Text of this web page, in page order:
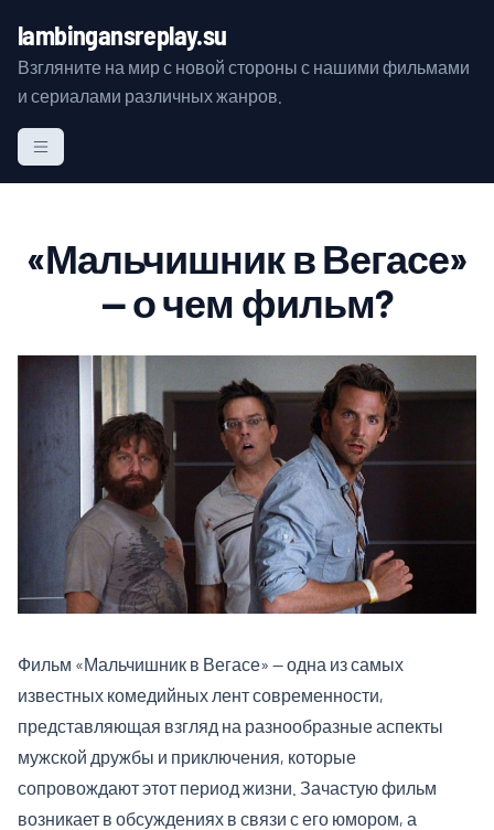
c
lambingansreplay.su
Взгляните на мир с новой стороны с нашими фильмами
и сериалами различных жанров.
«Мальчишник в Вегасе»
— о чем фильм?
Фильм «Мальчишник в Вегасе» — одна из самых
известных комедийных лент современности,
представляющая взгляд на разнообразные аспекты
мужской дружбы и приключения, которые
сопровождают этот период жизни. Зачастую фильм
возникает в обсуждениях в связи с его юмором, а